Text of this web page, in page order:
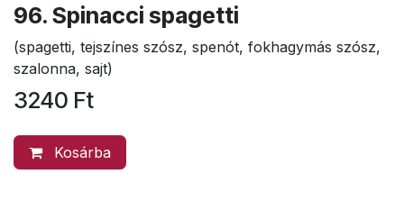
96. Spinacci spagetti
(spagetti, tejszínes szósz, spenót, fokhagymás szósz,
szalonna, sajt)
3240 Ft
Kosárba